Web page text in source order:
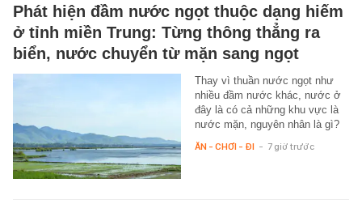
Phát hiện đầm nước ngọt thuộc dạng hiếm
ở tỉnh miền Trung: Từng thông thẳng ra
biển, nước chuyển từ mặn sang ngọt
Thay vì thuần nước ngọt như
nhiều đầm nước khác, nước ở
đây là có cả những khu vực là
nước mặn, nguyên nhân là gì?
ĂN - CHƠI - ĐI - 7 giờ trước